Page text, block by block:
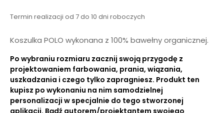
Termin realizacji od 7 do 10 dni roboczych
Koszulka POLO wykonana z 100% bawełny organicznej.
Po wybraniu rozmiaru zacznij swoją przygodę z
projektowaniem farbowania, prania, wiązania,
uszkadzania i czego tylko zapragniesz. Produkt ten
kupisz po wykonaniu na nim samodzielnej
personalizacji w specjalnie do tego stworzonej
aplikacji. Bądź autorem/projektantem swojego